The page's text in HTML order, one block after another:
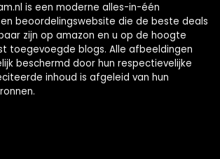
is een moderne alles-in-één
beoordelingswebsite die de beste deals
zijn op amazon en u op de hoogte
toegevoegde blogs. Alle afbeeldingen
beschermd door hun respectievelijke
inhoud is afgeleid van hun